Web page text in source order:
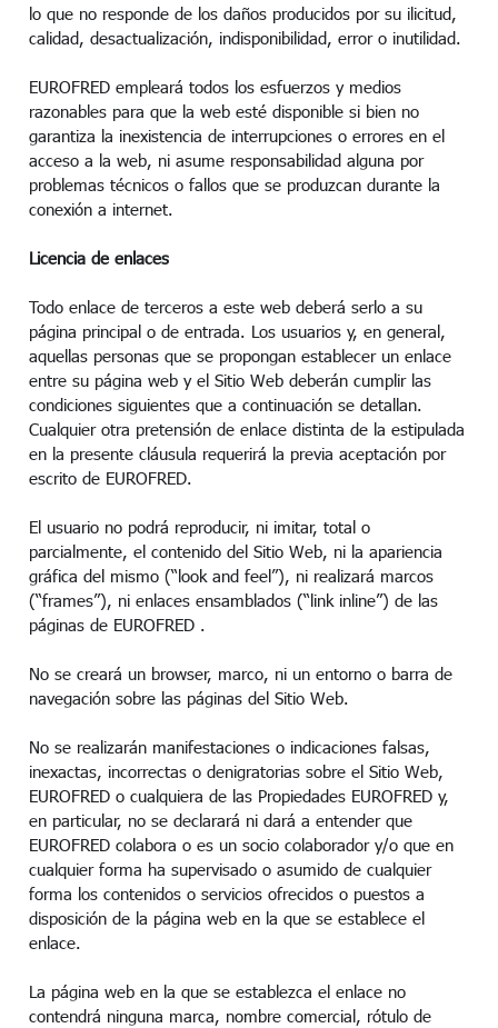
lo que no responde de los daños producidos por su ilicitud,
calidad, desactualización, indisponibilidad, error o inutilidad.
EUROFRED empleará todos los esfuerzos y medios
razonables para que la web esté disponible si bien no
garantiza la inexistencia de interrupciones o errores en el
acceso a la web, ni asume responsabilidad alguna por
problemas técnicos o fallos que se produzcan durante la
conexión a internet.
Licencia de enlaces
Todo enlace de terceros a este web deberá serlo a su
página principal o de entrada. Los usuarios y, en general,
aquellas personas que se propongan establecer un enlace
entre su página web y el Sitio Web deberán cumplir las
condiciones siguientes que a continuación se detallan.
Cualquier otra pretensión de enlace distinta de la estipulada
en la presente cláusula requerirá la previa aceptación por
escrito de EUROFRED.
El usuario no podrá reproducir, ni imitar, total o
parcialmente, el contenido del Sitio Web, ni la apariencia
gráfica del mismo (“look and feel”), ni realizará marcos
(“frames”), ni enlaces ensamblados (“link inline”) de las
páginas de EUROFRED .
No se creará un browser, marco, ni un entorno o barra de
navegación sobre las páginas del Sitio Web.
No se realizarán manifestaciones o indicaciones falsas,
inexactas, incorrectas o denigratorias sobre el Sitio Web,
EUROFRED o cualquiera de las Propiedades EUROFRED y,
en particular, no se declarará ni dará a entender que
EUROFRED colabora o es un socio colaborador y/o que en
cualquier forma ha supervisado o asumido de cualquier
forma los contenidos o servicios ofrecidos o puestos a
disposición de la página web en la que se establece el
enlace.
La página web en la que se establezca el enlace no
contendrá ninguna marca, nombre comercial, rótulo de